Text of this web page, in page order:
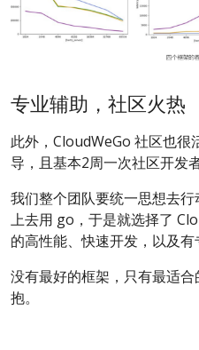
专业辅助，社区火热
此外，CloudWeGo 社区也很
导，且基本2周一次社区开发者
我们整个团队要统一思想去
上去用 go，于是就选择了
的高性能、快速开发，以及有
没有最好的框架，只有最适
抱。